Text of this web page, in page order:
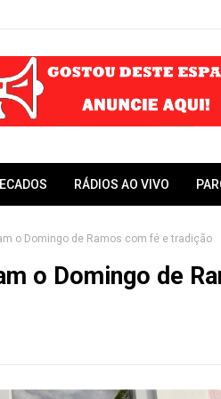
RÁDIOS AO VIVO
o Domingo de Ramos com fé e tradição
o Domingo de